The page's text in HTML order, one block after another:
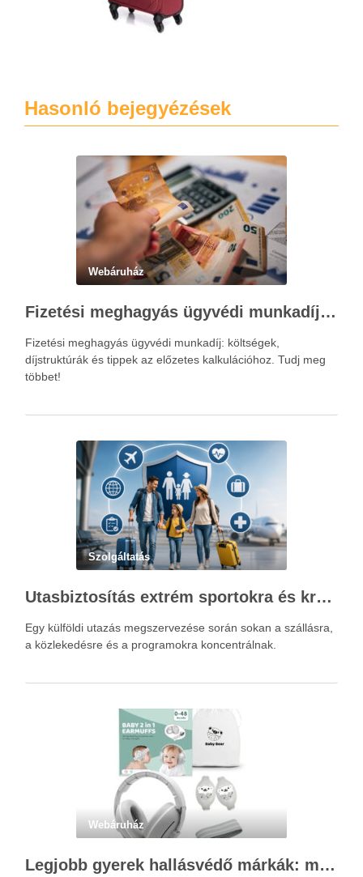
Hasonló bejegyézések
Webáruház
Fizetési meghagyás ügyvédi munkadíja: teljes költségvetési útmutató
Fizetési meghagyás ügyvédi munkadíj: költségek,
díjstruktúrák és tippek az előzetes kalkulációhoz. Tudj meg
többet!
Szolgáltatás
Utasbiztosítás extrém sportokra és krónikus betegségek esetén: mire figyelj utazás előtt?
Egy külföldi utazás megszervezése során sokan a szállásra,
a közlekedésre és a programokra koncentrálnak.
Webáruház
Legjobb gyerek hallásvédő márkák: mire figyeljenek a szülők választáskor?